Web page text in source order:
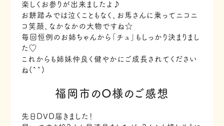
楽しくお参りが出来ましたよ♪
お餅踏みでは泣くこともなく、お馬さんに乗ってニコニ
コ笑顔、なかなかの大物ですね☆
毎回恒例のお姉ちゃんから「チュ」もしっかり決まりまし
た♡
これからも姉妹仲良く健やかにご成長されてください
ね(^^)
福岡市のO様のご感想
先日DVD届きました！